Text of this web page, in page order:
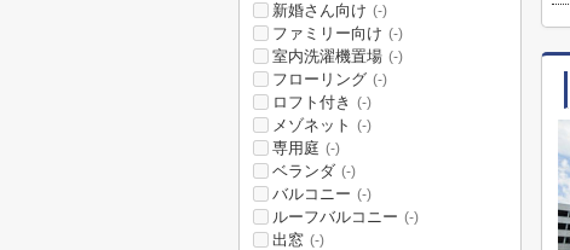
新婚さん向け (-)
ファミリー向け (-)
室内洗濯機置場 (-)
フローリング (-)
ロフト付き (-)
メゾネット (-)
専用庭 (-)
ベランダ (-)
バルコニー (-)
ルーフバルコニー (-)
出窓 (-)